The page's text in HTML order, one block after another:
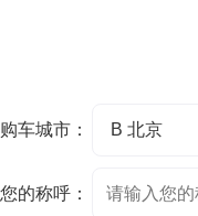
购车城市：
您的称呼：